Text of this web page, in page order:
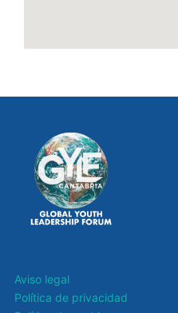
Aviso legal
Política de privacidad